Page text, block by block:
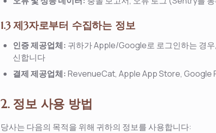
1.3 제3자로부터 수집하는 정보
인증 제공업체: 귀하가 Apple/Google로 로그인하는 경
신합니다
결제 제공업체: RevenueCat, Apple App Store, Google
2. 정보 사용 방법
당사는 다음의 목적을 위해 귀하의 정보를 사용합니다: